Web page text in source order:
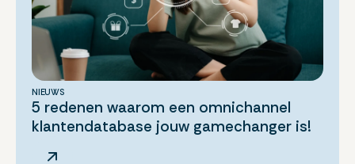
NIEUWS
5 redenen waarom een omnichannel
klantendatabase jouw gamechanger is!